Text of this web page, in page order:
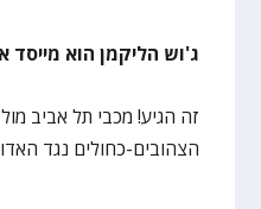
ג'וש הליקמן הוא מייסד
זה הגיע! מכבי תל אביב
הצהובים-כחולים נגד